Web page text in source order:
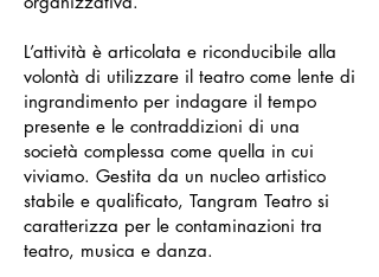
L’attività è articolata e riconducibile alla
volontà di utilizzare il teatro come lente di
ingrandimento per indagare il tempo
presente e le contraddizioni di una
società complessa come quella in cui
viviamo. Gestita da un nucleo artistico
stabile e qualificato, Tangram Teatro si
caratterizza per le contaminazioni tra
teatro, musica e danza.